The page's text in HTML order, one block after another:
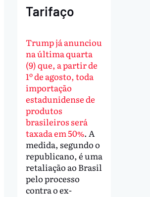
Tarifaço
Trump já anunciou
na última quarta
(9) que, a partir de
1º de agosto, toda
importação
estadunidense de
produtos
brasileiros será
taxada em 50%. A
medida, segundo o
republicano, é uma
retaliação ao Brasil
pelo processo
contra o ex-